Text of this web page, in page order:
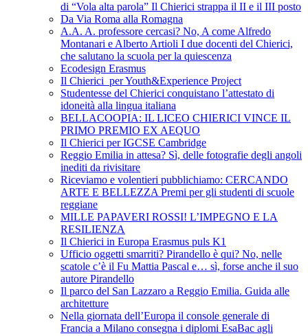
di “Vola alta parola” Il Chierici strappa il II e il III posto
Da Via Roma alla Romagna
A.A. A. professore cercasi? No, A come Alfredo
Montanari e Alberto Artioli I due docenti del Chierici,
che salutano la scuola per la quiescenza
Ecodesign Erasmus
Il Chierici per Youth&Experience Project
Studentesse del Chierici conquistano l’attestato di
idoneità alla lingua italiana
BELLACOOPIA: IL LICEO CHIERICI VINCE IL
PRIMO PREMIO EX AEQUO
Il Chierici per IGCSE Cambridge
Reggio Emilia in attesa? Sì, delle fotografie degli angoli
inediti da rivisitare
Riceviamo e volentieri pubblichiamo: CERCANDO
ARTE E BELLEZZA Premi per gli studenti di scuole
reggiane
MILLE PAPAVERI ROSSI! L’IMPEGNO E LA
RESILIENZA
Il Chierici in Europa Erasmus puls K1
Ufficio oggetti smarriti? Pirandello è qui? No, nelle
scatole c’è il Fu Mattia Pascal e… sì, forse anche il suo
autore Pirandello
Il parco del San Lazzaro a Reggio Emilia. Guida alle
architetture
Nella giornata dell’Europa il console generale di
Francia a Milano consegna i diplomi EsaBac agli